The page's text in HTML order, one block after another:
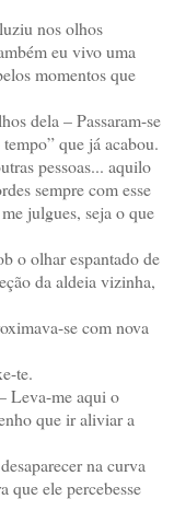
nos olhos
eu vivo uma
momentos que
dela – Passaram-se
que já acabou.
pessoas... aquilo
sempre com esse
julgues, seja o que
o olhar espantado de
da aldeia vizinha,
se com nova
te.
Leva-me aqui o
que ir aliviar a
na curva
que ele percebesse